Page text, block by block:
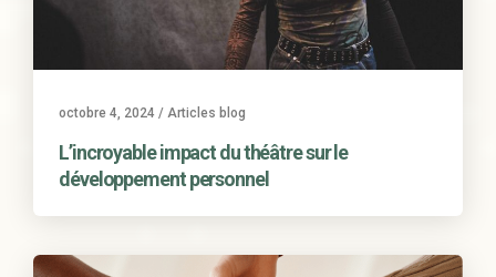
octobre 4, 2024 / Articles blog
L’incroyable impact du théâtre sur le
développement personnel